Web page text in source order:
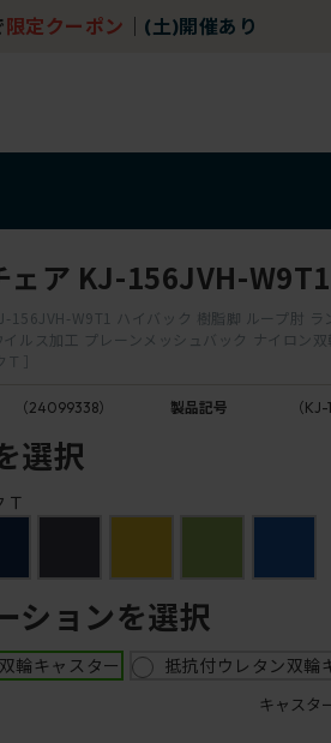
ールーム｜ZA SALON TOKYO
ェア KJ-156JVH-W9T1
156JVH-W9T1 ハイバック 樹脂脚 ループ肘 ラ
イルス加工 プレーンメッシュバック ナイロン
］
（24099338） 製品記号 （
選択
ションを選択
輪キャスター 抵抗付ウレタン双輪
キャスタ